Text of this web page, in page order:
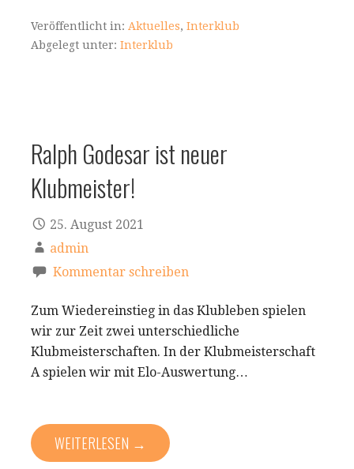
Veröffentlicht in: Aktuelles, Interklub
Abgelegt unter: Interklub
Ralph Godesar ist neuer
Klubmeister!
25. August 2021
admin
Kommentar schreiben
Zum Wiedereinstieg in das Klubleben spielen
wir zur Zeit zwei unterschiedliche
Klubmeisterschaften. In der Klubmeisterschaft
A spielen wir mit Elo-Auswertung…
WEITERLESEN →